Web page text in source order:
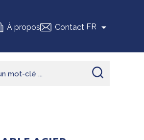
À propos Contact FR 